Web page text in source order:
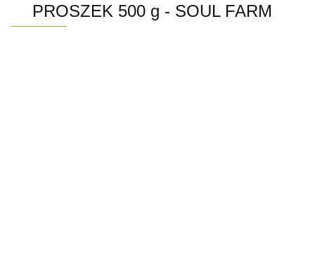
PROSZEK 500 g - SOUL FARM